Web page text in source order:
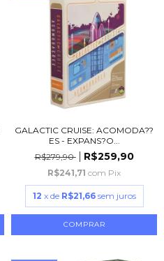
GALACTIC CRUISE: ACOMODA??
ES - EXPANS?O...
R$279,90
R$259,90
R$241,71 com Pix
12 x de R$21,66 sem juros